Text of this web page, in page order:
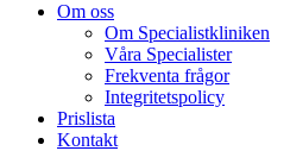
Om oss
Om Specialistkliniken
Våra Specialister
Frekventa frågor
Integritetspolicy
Prislista
Kontakt